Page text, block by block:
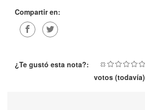
Compartir en:
¿Te gustó esta nota?:
votos (todavía)